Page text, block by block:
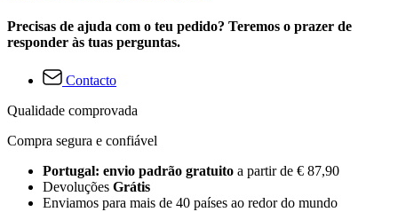
Precisas de ajuda com o teu pedido? Teremos o prazer de
responder às tuas perguntas.
Contacto
Qualidade comprovada
Compra segura e confiável
Portugal: envio padrão gratuito a partir de € 87,90
Devoluções Grátis
Enviamos para mais de 40 países ao redor do mundo